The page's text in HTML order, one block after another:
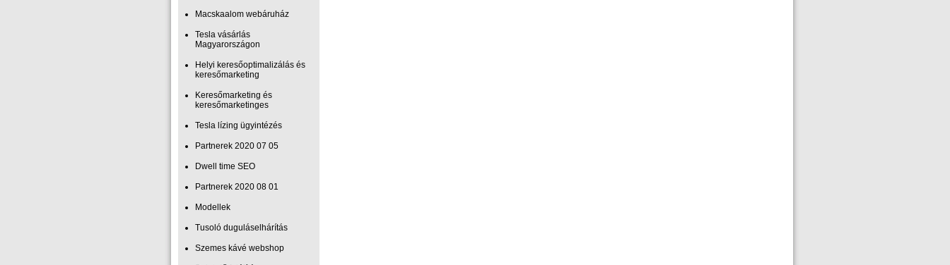
Macskaalom webáruház
Tesla vásárlás
Magyarországon
Helyi keresőoptimalizálás és
keresőmarketing
Keresőmarketing és
keresőmarketinges
Tesla lízing ügyintézés
Partnerek 2020 07 05
Dwell time SEO
Partnerek 2020 08 01
Modellek
Tusoló duguláselhárítás
Szemes kávé webshop